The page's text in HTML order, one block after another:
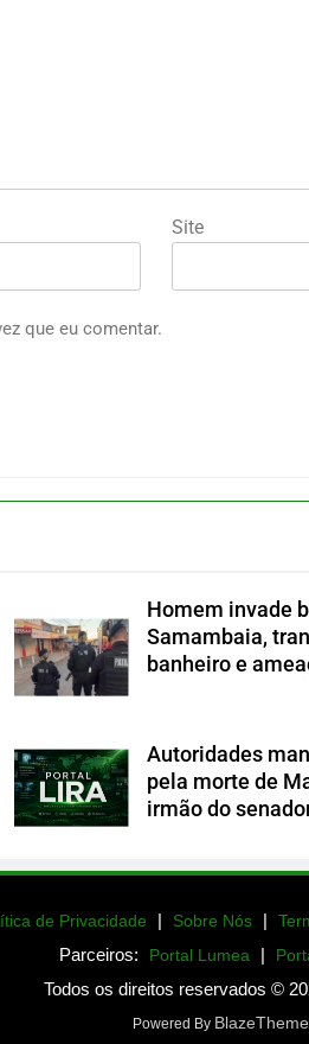
Site
que eu comentar.
Homem invade
Samambaia,
banheiro e
Autoridades
pela morte de
irmão do
de Privacidade | Sobre Nós |
Parceiros: Portal Lumea |
Todos os direitos reservados ©
Powered By